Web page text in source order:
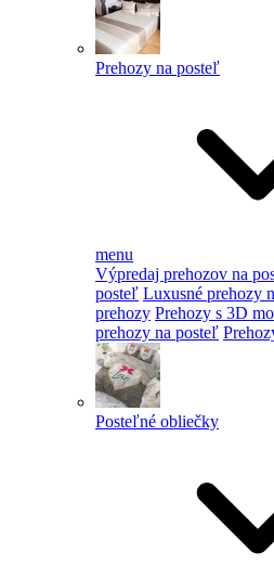
Prehozy na posteľ
menu
Výpredaj prehozov na
posteľ Luxusné prehozy
prehozy Prehozy s 3D
prehozy na posteľ
Posteľné obliečky